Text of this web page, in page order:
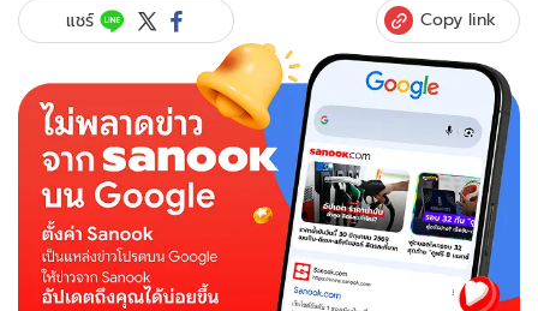
แชร์ Copy link